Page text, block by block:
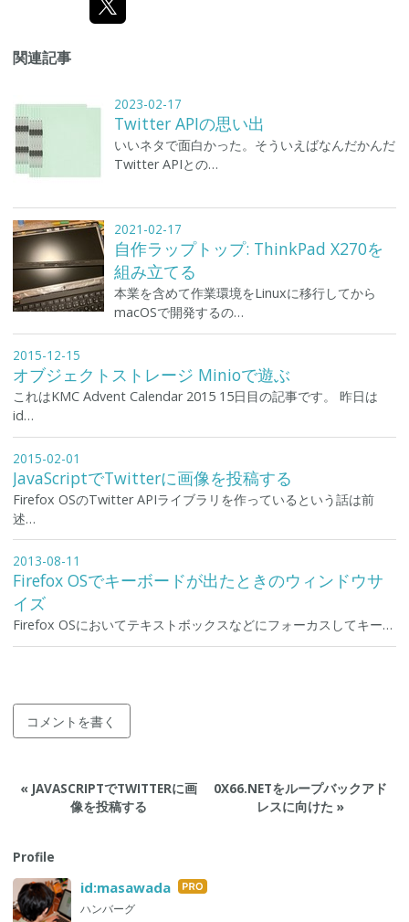
関連記事
2023-02-17
Twitter APIの思い出
いいネタで面白かった。そういえばなんだかんだ
Twitter APIとの…
2021-02-17
自作ラップトップ: ThinkPad X270を
組み立てる
本業を含めて作業環境をLinuxに移行してから
macOSで開発するの…
2015-12-15
オブジェクトストレージ Minioで遊ぶ
これはKMC Advent Calendar 2015 15日目の記事です。 昨日は
id…
2015-02-01
JavaScriptでTwitterに画像を投稿する
Firefox OSのTwitter APIライブラリを作っているという話は前
述…
2013-08-11
Firefox OSでキーボードが出たときのウィンドウサ
イズ
Firefox OSにおいてテキストボックスなどにフォーカスしてキー…
コメントを書く
« JAVASCRIPTでTWITTERに画
像を投稿する
0X66.NETをループバックアド
レスに向けた »
Profile
id:masawada はて
ハンバーグ